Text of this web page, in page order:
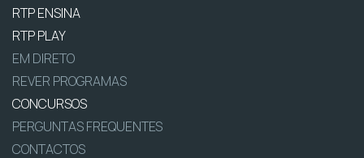
RTP ENSINA
RTP PLAY
EM DIRETO
REVER PROGRAMAS
CONCURSOS
PERGUNTAS FREQUENTES
CONTACTOS